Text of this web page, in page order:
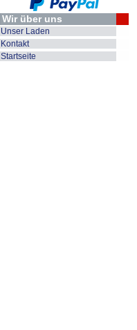
Wir über uns
Unser Laden
Kontakt
Startseite